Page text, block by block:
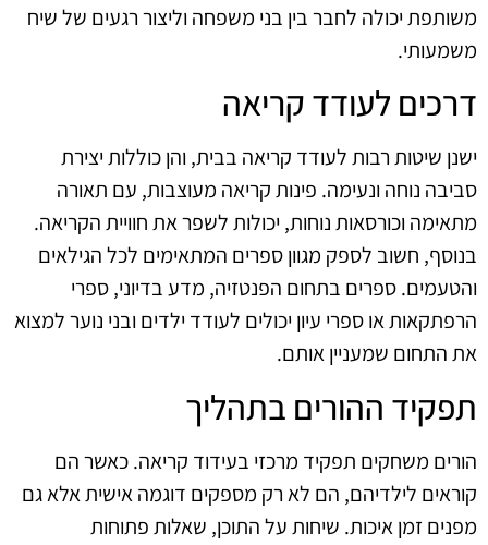
משותפת יכולה לחבר בין בני משפחה וליצור רגעים של שיח
משמעותי.
דרכים לעודד קריאה
ישנן שיטות רבות לעודד קריאה בבית, והן כוללות יצירת
סביבה נוחה ונעימה. פינות קריאה מעוצבות, עם תאורה
מתאימה וכורסאות נוחות, יכולות לשפר את חוויית הקריאה.
בנוסף, חשוב לספק מגוון ספרים המתאימים לכל הגילאים
והטעמים. ספרים בתחום הפנטזיה, מדע בדיוני, ספרי
הרפתקאות או ספרי עיון יכולים לעודד ילדים ובני נוער למצוא
את התחום שמעניין אותם.
תפקיד ההורים בתהליך
הורים משחקים תפקיד מרכזי בעידוד קריאה. כאשר הם
קוראים לילדיהם, הם לא רק מספקים דוגמה אישית אלא גם
מפנים זמן איכות. שיחות על התוכן, שאלות פתוחות